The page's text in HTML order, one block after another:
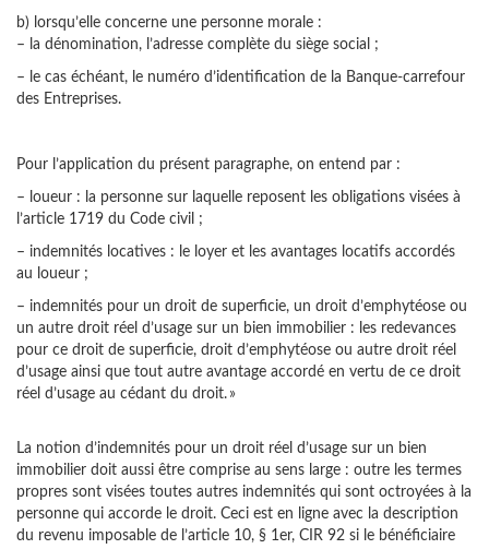
b) lorsqu’elle concerne une personne morale :
– la dénomination, l’adresse complète du siège social ;
– le cas échéant, le numéro d’identification de la Banque-carrefour
des Entreprises.
Pour l’application du présent paragraphe, on entend par :
– loueur : la personne sur laquelle reposent les obligations visées à
l’article 1719 du Code civil ;
– indemnités locatives : le loyer et les avantages locatifs accordés
au loueur ;
– indemnités pour un droit de superficie, un droit d’emphytéose ou
un autre droit réel d’usage sur un bien immobilier : les redevances
pour ce droit de superficie, droit d’emphytéose ou autre droit réel
d’usage ainsi que tout autre avantage accordé en vertu de ce droit
réel d’usage au cédant du droit. »
La notion d’indemnités pour un droit réel d’usage sur un bien
immobilier doit aussi être comprise au sens large : outre les termes
propres sont visées toutes autres indemnités qui sont octroyées à la
personne qui accorde le droit. Ceci est en ligne avec la description
du revenu imposable de l’article 10, § 1er, CIR 92 si le bénéficiaire